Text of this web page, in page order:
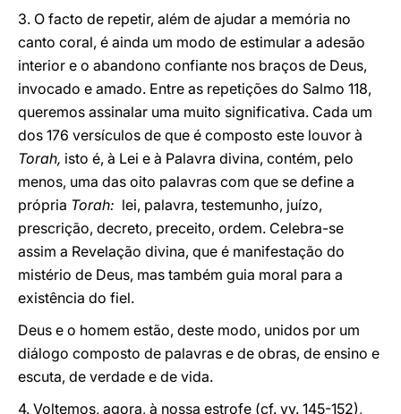
3. O facto de repetir, além de ajudar a memória no
canto coral, é ainda um modo de estimular a adesão
interior e o abandono confiante nos braços de Deus,
invocado e amado. Entre as repetições do Salmo 118,
queremos assinalar uma muito significativa. Cada um
dos 176 versículos de que é composto este louvor à
Torah, isto é, à Lei e à Palavra divina, contém, pelo
menos, uma das oito palavras com que se define a
própria Torah: lei, palavra, testemunho, juízo,
prescrição, decreto, preceito, ordem. Celebra-se
assim a Revelação divina, que é manifestação do
mistério de Deus, mas também guia moral para a
existência do fiel.
Deus e o homem estão, deste modo, unidos por um
diálogo composto de palavras e de obras, de ensino e
escuta, de verdade e de vida.
4. Voltemos, agora, à nossa estrofe (cf. vv. 145-152),